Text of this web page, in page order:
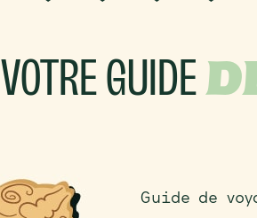
VOTRE GUIDE
Guide de